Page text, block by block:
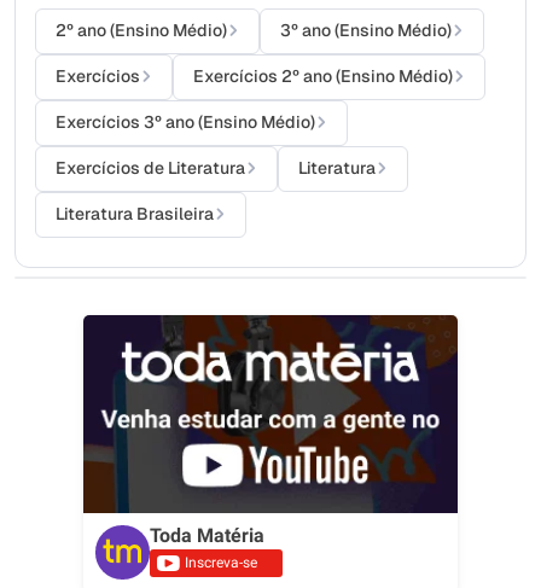
2º ano (Ensino Médio) 3º ano (Ensino Médio)
Exercícios Exercícios 2º ano (Ensino Médio)
Exercícios 3º ano (Ensino Médio)
Exercícios de Literatura Literatura
Literatura Brasileira
Toda Matéria
Inscreva-se